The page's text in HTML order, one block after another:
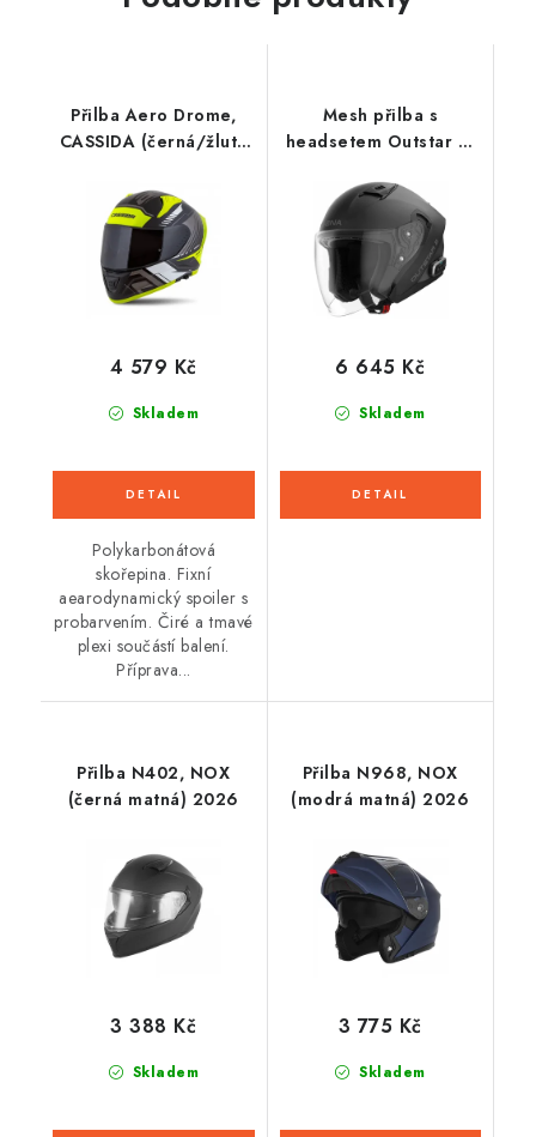
Přilba Aero Drome,
CASSIDA (černá/žlutá
Skladem
4 579 Kč
Polykarbonátová
skořepina. Fixní
aearodynamický spoiler s
probarvením. Čiré a tmavé
plexi součástí balení.
Příprava...
Mesh přilba s
headsetem Outstar 2,
Skladem
6 645 Kč
Přilba N402, NOX
(černá matná) 2026
Skladem
3 388 Kč
Přilba N968, NOX
(modrá matná) 2026
Skladem
3 775 Kč